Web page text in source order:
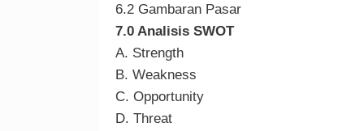
6.2 Gambaran Pasar
7.0 Analisis SWOT
A. Strength
B. Weakness
C. Opportunity
D. Threat